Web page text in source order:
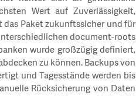
Wert auf Zuverlässigkeit,
Paket zukunftssicher und für
document-roots
wurde großzügig definiert,
zu können. Backups von
und Tagesstände werden bis
Rücksicherung von Daten